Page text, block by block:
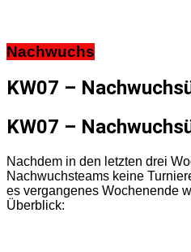
Nachwuchs
KW07 –
KW07 –
Nachdem in den letzten drei
Nachwuchsteams keine
es vergangenes Wochenende
Überblick: